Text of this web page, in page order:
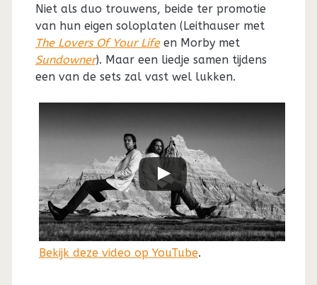
Niet als duo trouwens, beide ter promotie
van hun eigen soloplaten (Leithauser met
The Lovers Of Your Lifeen Morby met
Sundowner). Maar een liedje samen tijdens
een van de sets zal vast wel lukken.
Bekijk deze video op YouTube.